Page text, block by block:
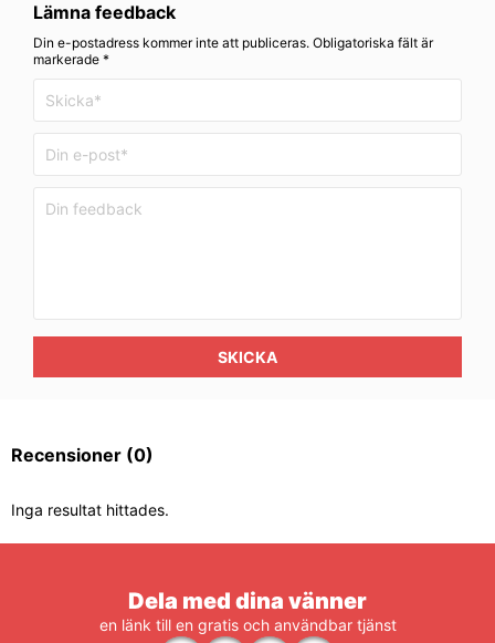
Lämna feedback
Din e-postadress kommer inte att publiceras. Obligatoriska fält är
markerade *
SKICKA
Recensioner (0)
Inga resultat hittades.
Dela med dina vänner
en länk till en gratis och användbar tjänst